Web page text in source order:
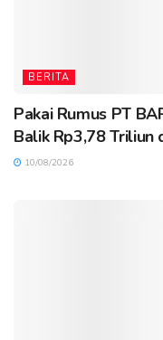
BERITA
Pakai Rumus PT
Balik Rp3,78 Triliun
10/08/2026